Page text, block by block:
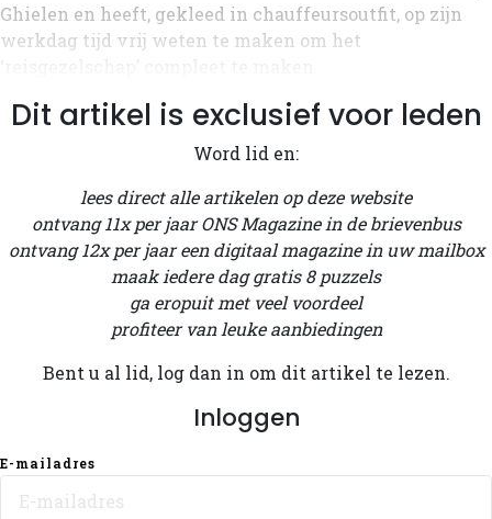
Ghielen en heeft, gekleed in chauffeursoutfit, op zijn
werkdag tijd vrij weten te maken om het
Dit artikel is exclusief voor leden
Word lid en:
lees direct alle artikelen op deze website
ontvang 11x per jaar ONS Magazine in de brievenbus
ontvang 12x per jaar een digitaal magazine in uw mailbox
maak iedere dag gratis 8 puzzels
ga eropuit met veel voordeel
profiteer van leuke aanbiedingen
Bent u al lid, log dan in om dit artikel te lezen.
Inloggen
E-mailadres